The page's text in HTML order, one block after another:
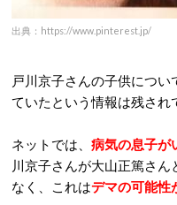
出典：https://www.pinterest.jp/
戸川京子さんの子供につ
ていたという情報は残され
ネットでは、 病気の息子が
川京子さんが大山正篤さ
なく、これはデマの可能性